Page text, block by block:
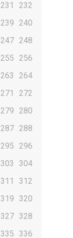
231
232
239 240
247 248
255 256
263
264
271
272
279 280
287 288
295 296
303
304
311
312
319
320
327 328
335 336